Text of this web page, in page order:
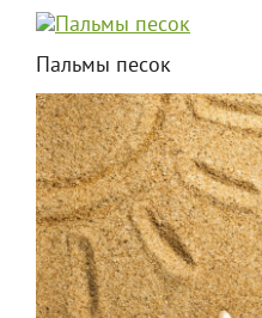
Пальмы песок